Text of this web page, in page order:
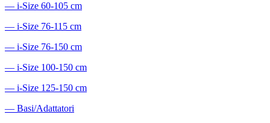
― i-Size 60-105 cm
― i-Size 76-115 cm
― i-Size 76-150 cm
― i-Size 100-150 cm
― i-Size 125-150 cm
― Basi/Adattatori